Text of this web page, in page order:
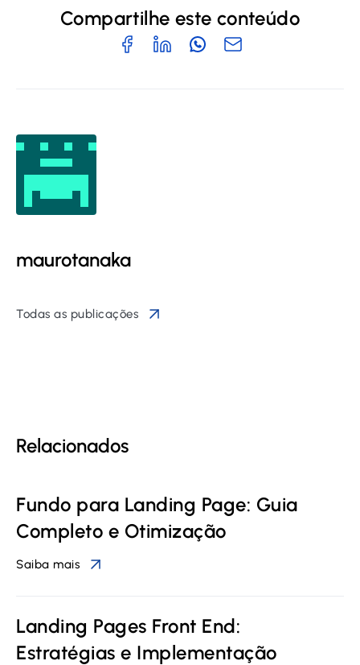
Compartilhe este conteúdo
maurotanaka
Todas as publicações
Relacionados
Fundo para Landing Page: Guia
Completo e Otimização
Saiba mais
Landing Pages Front End:
Estratégias e Implementação